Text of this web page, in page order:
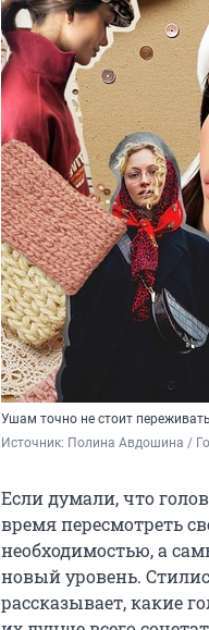
Ушам точно не стоит
Источник: Полина Авдошина /
Если думали, что
время пересмотреть
необходимостью, а
новый уровень.
рассказывает, какие